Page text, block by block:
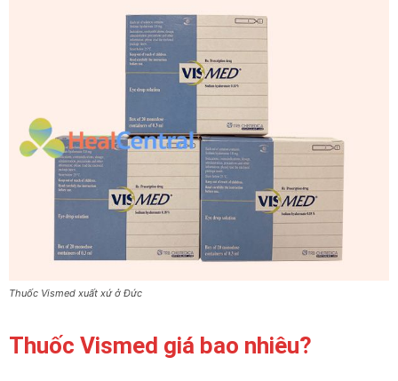
Thuốc Vismed xuất xứ ở Đức
Thuốc Vismed giá bao nhiêu?